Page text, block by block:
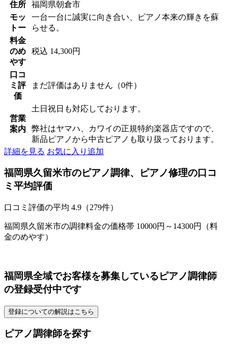
住所
福岡県朝倉市
モッ
トー
一台一台に誠実に向き合い、ピアノ本来の輝きを蘇
らせる。
料金
のめ
やす
税込 14,300円
口コ
ミ評
価
まだ評価はありません（0件）
営業
案内
土日祝日も対応しております。
弊社はヤマハ、カワイの正規特約楽器店ですので、
新品ピアノから中古ピアノも取り扱っております。
詳細を見る お気に入り追加
福岡県久留米市のピアノ調律、ピアノ修理の口コ
ミ平均評価
口コミ評価の平均 4.9（279件）
福岡県久留米市の調律料金の価格帯 10000円～14300円（料
金のめやす）
福岡県全域でお客様を募集しているピアノ調律師
の登録受付中です
登録についての解説はこちら
ピアノ調律師を探す